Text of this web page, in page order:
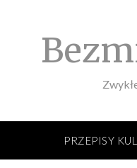
PRZEPISY